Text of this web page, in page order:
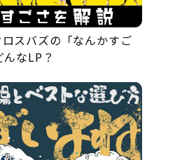
スバズの「なんかすご
なLP？